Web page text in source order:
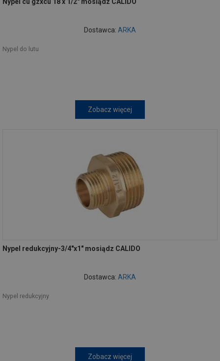
Dostawca: ARKA
Nypel do lutu
Zobacz więcej
Nypel redukcyjny-3/4"x1" mosiądz CALIDO
Dostawca: ARKA
Nypel redukcyjny
Zobacz więcej